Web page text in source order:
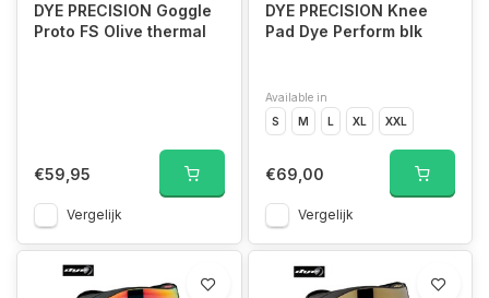
DYE PRECISION Goggle
Proto FS Olive thermal
€59,95
Vergelijk
DYE PRECISION Knee
Pad Dye Perform blk
Available in
S
M L XL XXL
€69,00
Vergelijk